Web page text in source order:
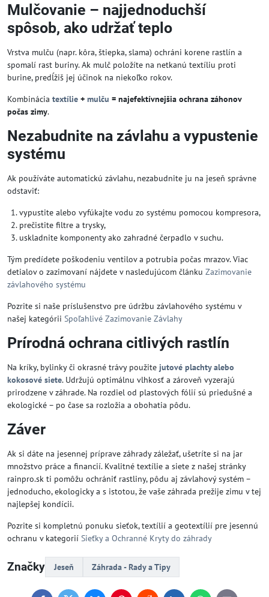
Mulčovanie – najjednoduchší
spôsob, ako udržať teplo
Vrstva mulču (napr. kôra, štiepka, slama) ochráni korene rastlín a
spomalí rast buriny. Ak mulč položíte na netkanú textíliu proti
burine, predĺžiš jej účinok na niekoľko rokov.
Kombinácia textílie + mulču = najefektívnejšia ochrana záhonov
počas zimy.
Nezabudnite na závlahu a vypustenie
systému
Ak používáte automatickú závlahu, nezabudnite ju na jeseň správne
odstaviť:
vypustite alebo vyfúkajte vodu zo systému pomocou kompresora,
prečistite filtre a trysky,
uskladnite komponenty ako zahradné čerpadlo v suchu.
Tým predídete poškodeniu ventilov a potrubia počas mrazov. Viac
detialov o zazimovaní nájdete v nasledujúcom článku Zazimovanie
závlahového systému
Pozrite si naše príslušenstvo pre údržbu závlahového systému v
našej kategórii Spoľahlivé Zazimovanie Závlahy
Prírodná ochrana citlivých rastlín
Na kríky, bylinky či okrasné trávy použite jutové plachty alebo
kokosové siete. Udržujú optimálnu vlhkosť a zároveň vyzerajú
prirodzene v záhrade. Na rozdiel od plastových fólií sú priedušné a
ekologické – po čase sa rozložia a obohatia pôdu.
Záver
Ak si dáte na jesennej príprave záhrady záležať, ušetríte si na jar
množstvo práce a financií. Kvalitné textílie a siete z našej stránky
rainpro.sk ti pomôžu ochrániť rastliny, pôdu aj závlahový systém –
jednoducho, ekologicky a s istotou, že vaše záhrada prežije zimu v tej
najlepšej kondícii.
Pozrite si kompletnú ponuku sieťok, textílií a geotextílií pre jesennú
ochranu v kategorií Sieťky a Ochranné Kryty do záhrady
Značky Jeseň Záhrada - Rady a Tipy